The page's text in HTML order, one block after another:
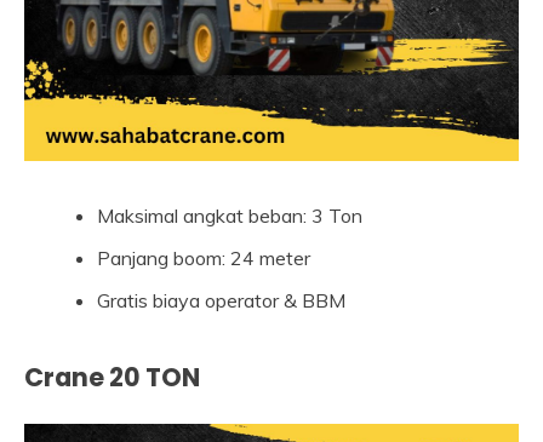
Maksimal angkat beban: 3 Ton
Panjang boom: 24 meter
Gratis biaya operator & BBM
Crane 20 TON